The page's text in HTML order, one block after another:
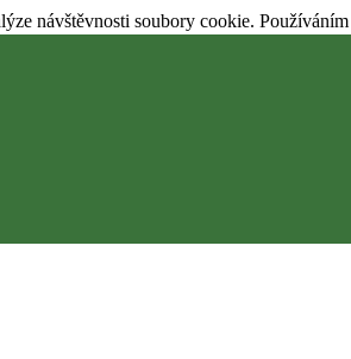
návštěvnosti soubory cookie.